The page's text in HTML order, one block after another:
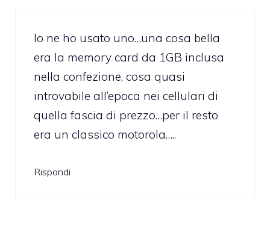
Io ne ho usato uno…una cosa bella
era la memory card da 1GB inclusa
nella confezione, cosa quasi
introvabile all’epoca nei cellulari di
quella fascia di prezzo…per il resto
era un classico motorola…..
Rispondi